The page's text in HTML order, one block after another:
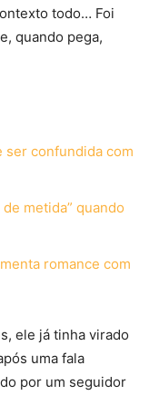
todo… Foi
quando pega,
ser confundida com
de metida” quando
romance com
ele já tinha virado
uma fala
por um seguidor